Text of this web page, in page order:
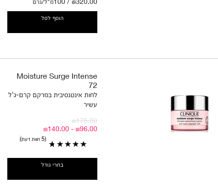
הוסף לסל
Moisture Surge Intense
72
לחות אינטנסיבית במרקם קרם-ג'ל
עשיר
₪175.00
₪96.00 - ₪140.00
5 חוות דעת
בחרי גודל